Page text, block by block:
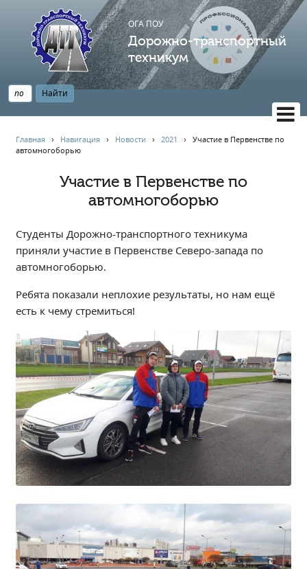
ОГА ПОУ
Дорожно-транспортный
техникум
НАВИГАЦИЯ
Главная
Профессионалитет
Опрос по качеству образования
Новости
Информация
Независимая оценка качества
Профориентация
Обращения онлайн
Контакты
Региональный центр по профилактике ДДТТ
Учебно-производственный комплекс
Центр карьеры
Противодействие коррупции
Всероссийское чемпионатное движение
СВЕДЕНИЯ ОБ ОБРАЗОВАТЕЛЬНОЙ ОРГАНИЗАЦИИ
Основные сведения
Главная › Навигация › Новости ›2021 ›Участие в Первенстве по
автомногоборью
Участие в Первенстве по
автомногоборью
Студенты Дорожно-транспортного техникума
приняли участие в Первенстве Северо-запада по
автомногоборью.
Ребята показали неплохие результаты, но нам ещё
есть к чему стремиться!